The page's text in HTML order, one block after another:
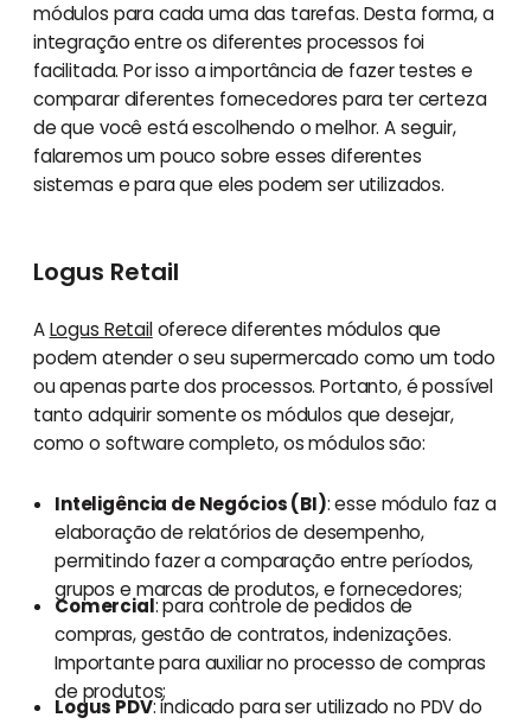
módulos para cada uma das tarefas. Desta forma, a
integração entre os diferentes processos foi
facilitada. Por isso a importância de fazer testes e
comparar diferentes fornecedores para ter certeza
de que você está escolhendo o melhor. A seguir,
falaremos um pouco sobre esses diferentes
sistemas e para que eles podem ser utilizados.
Logus Retail
ALogus Retailoferece diferentes módulos que
podem atender o seu supermercado como um todo
ou apenas parte dos processos. Portanto, é possível
tanto adquirir somente os módulos que desejar,
como o software completo, os módulos são:
Inteligência de Negócios (BI): esse módulo faz a
elaboração de relatórios de desempenho,
permitindo fazer a comparação entre períodos,
grupos e marcas de produtos, e fornecedores;
Comercial: para controle de pedidos de
compras, gestão de contratos, indenizações.
Importante para auxiliar no processo de compras
de produtos;
Logus PDV: indicado para ser utilizado no PDV do